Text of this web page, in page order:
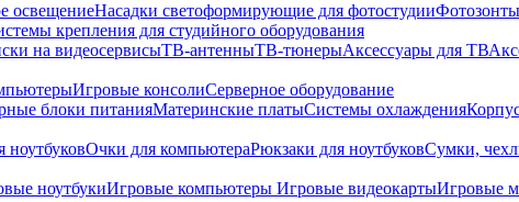
освещениеНасадки светоформирующие для фотостудии
крепления для студийного оборудования
на видеосервисыТВ-антенныТВ-тюнерыАксессуары для ТВ
Игровые консолиСерверное оборудование
блоки питанияМатеринские платыСистемы охлаждения
ноутбуковОчки для компьютераРюкзаки для ноутбуковСумки,
ноутбукиИгровые компьютеры Игровые видеокартыИгровые